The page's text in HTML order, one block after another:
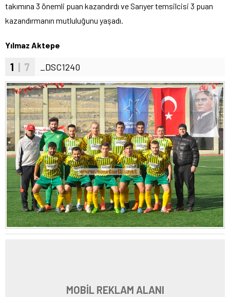
takımına 3 önemli puan kazandırdı ve Sarıyer temsilcisi 3 puan
kazandırmanın mutluluğunu yaşadı.
Yılmaz Aktepe
1 | 7 _DSC1240
MOBİL REKLAM ALANI